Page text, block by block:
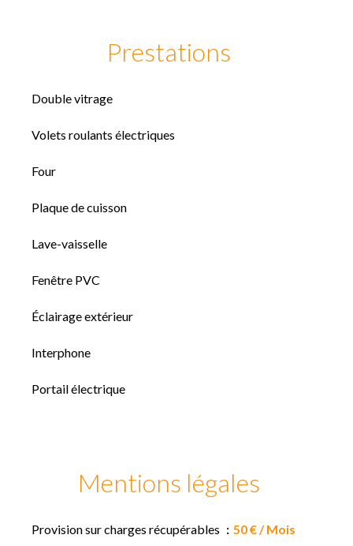
Prestations
Double vitrage
Volets roulants électriques
Four
Plaque de cuisson
Lave-vaisselle
Fenêtre PVC
Éclairage extérieur
Interphone
Portail électrique
Mentions légales
Provision sur charges récupérables 50 € / Mois